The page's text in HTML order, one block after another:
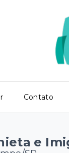
Contato
e